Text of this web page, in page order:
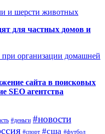
и шерсти животных
для частных домов и
организации домашней
сайта в поисковых
SEO агентства
#деньги #новости
#спорт #сша #футбол